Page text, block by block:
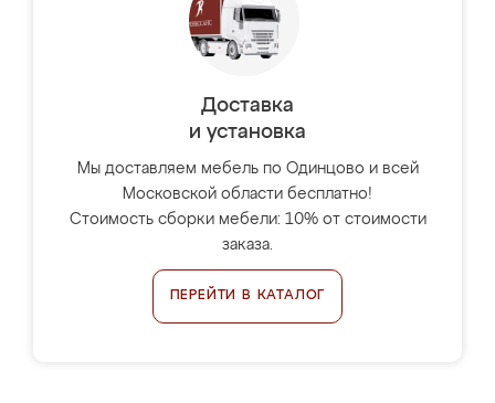
Доставка
и установка
Мы доставляем мебель по Одинцово и всей
Московской области бесплатно!
Стоимость сборки мебели: 10% от стоимости
заказа.
ПЕРЕЙТИ В КАТАЛОГ